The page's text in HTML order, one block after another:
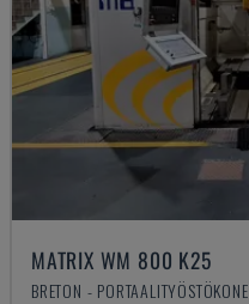
MATRIX WM 800 K25
BRETON - PORTAALITYÖSTÖKONE